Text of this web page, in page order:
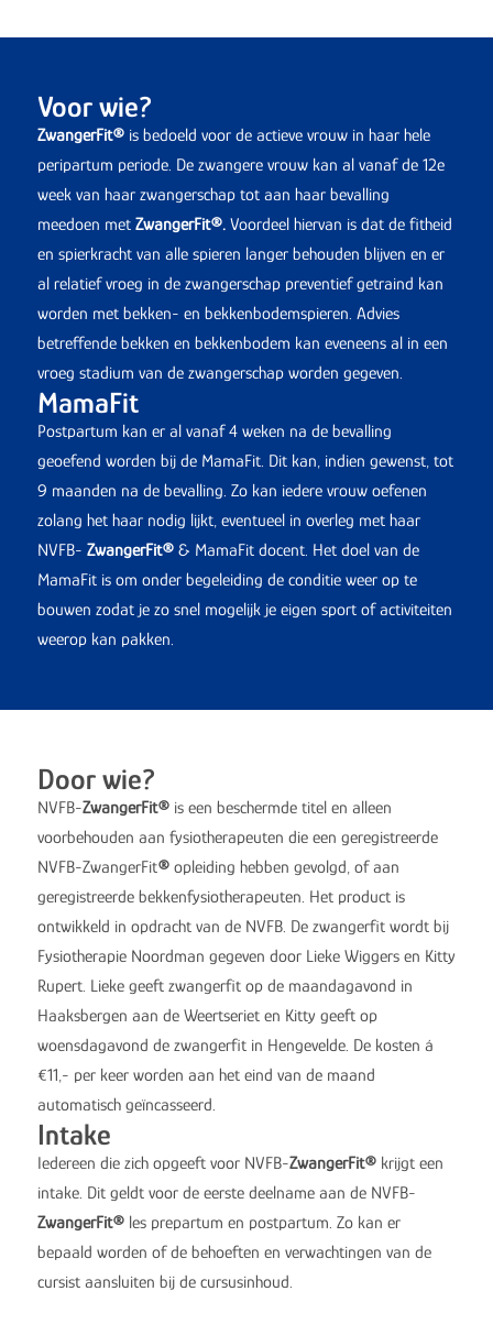
Voor wie?
ZwangerFit®is bedoeld voor de actieve vrouw in haar hele
peripartum periode. De zwangere vrouw kan al vanaf de 12e
week van haar zwangerschap tot aan haar bevalling
meedoen met ZwangerFit®.Voordeel hiervan is dat de fitheid
en spierkracht van alle spieren langer behouden blijven en er
al relatief vroeg in de zwangerschap preventief getraind kan
worden met bekken- en bekkenbodemspieren. Advies
betreffende bekken en bekkenbodem kan eveneens al in een
vroeg stadium van de zwangerschap worden gegeven.
MamaFit
Postpartum kan er al vanaf 4 weken na de bevalling
geoefend worden bij de MamaFit. Dit kan, indien gewenst, tot
9 maanden na de bevalling. Zo kan iedere vrouw oefenen
zolang het haar nodig lijkt, eventueel in overleg met haar
NVFB- ZwangerFit®& MamaFit docent. Het doel van de
MamaFit is om onder begeleiding de conditie weer op te
bouwen zodat je zo snel mogelijk je eigen sport of activiteiten
weerop kan pakken.
Door wie?
NVFB-ZwangerFit®is een beschermde titel en alleen
voorbehouden aan fysiotherapeuten die een geregistreerde
NVFB-ZwangerFit®opleiding hebben gevolgd, of aan
geregistreerde bekkenfysiotherapeuten. Het product is
ontwikkeld in opdracht van de NVFB. De zwangerfit wordt bij
Fysiotherapie Noordman gegeven door Lieke Wiggers en Kitty
Rupert. Lieke geeft zwangerfit op de maandagavond in
Haaksbergen aan de Weertseriet en Kitty geeft op
woensdagavond de zwangerfit in Hengevelde. De kosten á
€11,- per keer worden aan het eind van de maand
automatisch geïncasseerd.
Intake
Iedereen die zich opgeeft voor NVFB-ZwangerFit®krijgt een
intake. Dit geldt voor de eerste deelname aan de NVFB-
ZwangerFit®les prepartum en postpartum. Zo kan er
bepaald worden of de behoeften en verwachtingen van de
cursist aansluiten bij de cursusinhoud.